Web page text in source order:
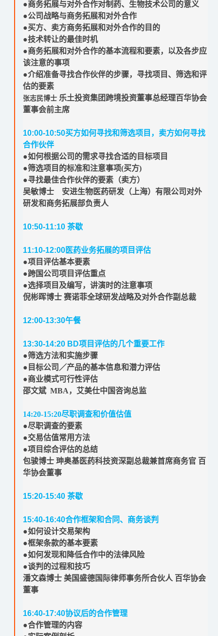
●商务拓展与对外合作对制药、生物技术公司的意义
●公司战略与商务拓展和对外合作
●买方、卖方商务拓展和对外合作的目的
●技术转让的最佳时机
●商务拓展和对外合作的基本流程和要素，以及各步应
该注意的事项
●介绍准备寻找合作伙伴的步骤，寻找项目、筛选和评
估的要素
张志民博士 乐土投资集团跨境投资董事总经理百华协会
董事会前主席
10:00-10:50买方如何寻找和筛选项目，卖方如何寻找
合作伙伴
●如何根据公司的需求寻找合适的目标项目
●筛选项目的标准和注意事项(买方)
●寻找最佳合作伙伴的要素（卖方）
吴敏博士 安进生物医药研发（上海）有限公司对外
研发和商务拓展部负责人
10:50-11:10 茶歇
11:10-12:00医药业务拓展的项目评估
●项目评估基本要素
●跨国公司项目评估重点
●选择项目及编写，讲演时的注意事项
倪彬晖博士 赛诺菲全球研发战略及对外合作副总裁
12:00-13:30午餐
13:30-14:20 BD项目评估的几个重要工作
●筛选方法和实施步骤
●目标公司／产品的基本信息和潜力评估
●商业模式可行性评估
邵文斌 MBA，艾美仕中国咨询总监
14:20-15:20尽职调查和价值估值
●尽职调查的要素
●交易估值常用方法
●项目综合评估的总结
包骏博士 珅奥基医药科技资深副总裁兼首席商务官 百
华协会董事
15:20-15:40 茶歇
15:40-16:40合作框架和合同、商务谈判
●如何设计交易架构
●框架条款的基本要素
●如何发现和降低合作中的法律风险
●谈判的过程和技巧
潘文森博士 美国盛德国际律师事务所合伙人 百华协会
董事
16:40-17:40协议后的合作管理
●合作管理的内容